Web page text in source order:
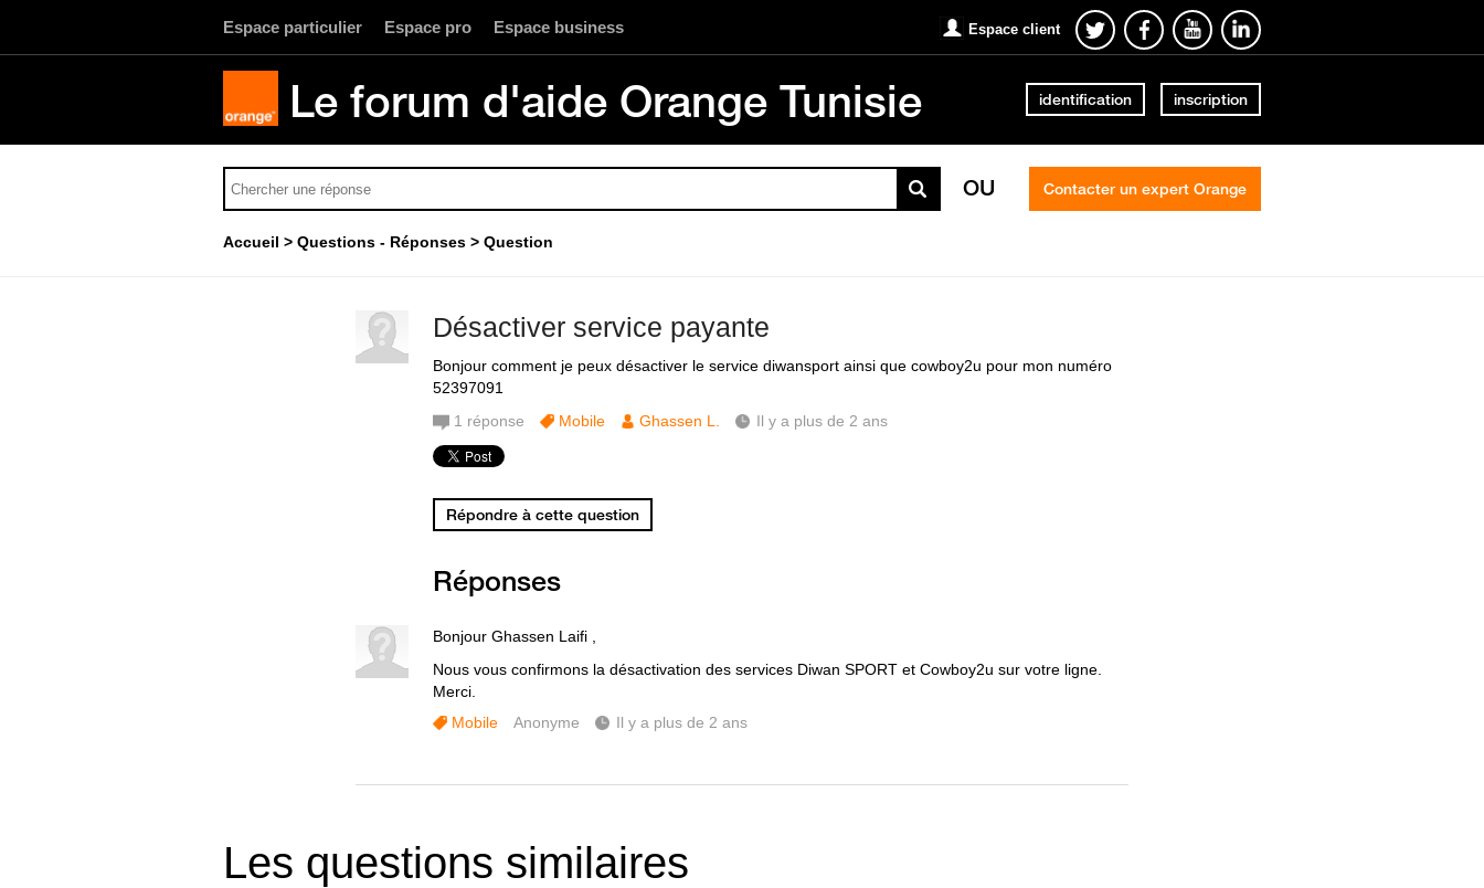
Espace particulier Espace pro Espace business Espace client
Le forum d'aide Orange Tunisie identification inscription
OU Contacter un expert Orange
Accueil Questions - Réponses Question
Désactiver service payante
Bonjour comment je peux désactiver le service diwansport ainsi que cowboy2u pour mon numéro
52397091
1 réponse Mobile Ghassen L. Il y a plus de 2 ans
Répondre à cette question
Réponses
Bonjour Ghassen Laifi ,
Nous vous confirmons la désactivation des services Diwan SPORT et Cowboy2u sur votre ligne.
Merci.
Mobile
Anonyme Il y a plus de 2 ans
Les questions similaires